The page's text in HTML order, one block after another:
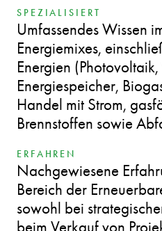
SPEZIALISIERT
Umfassendes Wissen
Energiemixes,
Energien
Energiespeicher,
Handel mit Strom,
Brennstoffen sowie
ERFAHREN
Nachgewiesene
Bereich der
sowohl bei
beim Verkauf von